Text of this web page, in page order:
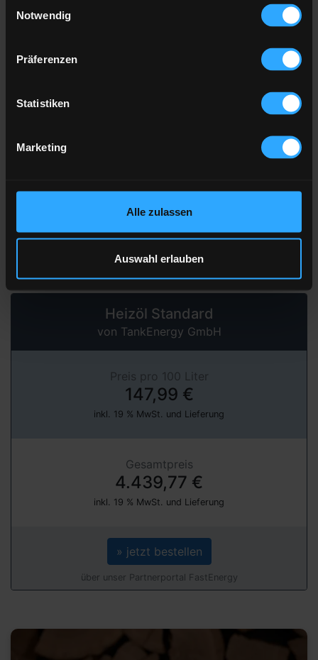
Notwendig
Präferenzen
Statistiken
Marketing
Alle zulassen
Auswahl erlauben
von Lanfer Energie GmbH & Co. KG
» jetzt bestellen
über unser Partnerportal FastEnergy
Heizöl Standard
von TankEnergy GmbH
Preis pro 100 Liter
147,99 €
inkl. 19 % MwSt. und Lieferung
Gesamtpreis
4.439,77 €
inkl. 19 % MwSt. und Lieferung
» jetzt bestellen
über unser Partnerportal FastEnergy